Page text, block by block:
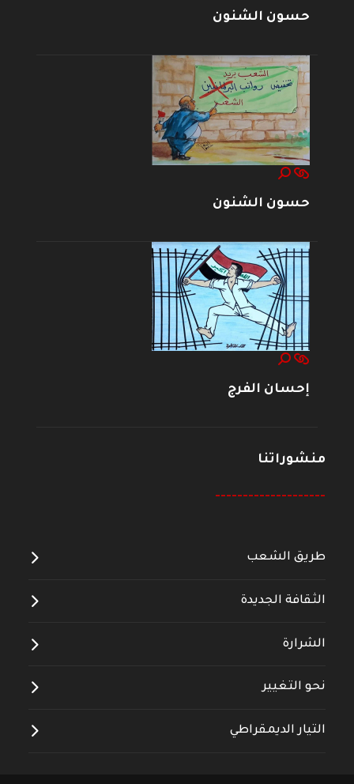
حسون الشنون
حسون الشنون
إحسان الفرج
منشوراتنا
--------------------
طريق الشعب
الثقافة الجديدة
الشرارة
نحو التغيير
التيار الديمقراطي